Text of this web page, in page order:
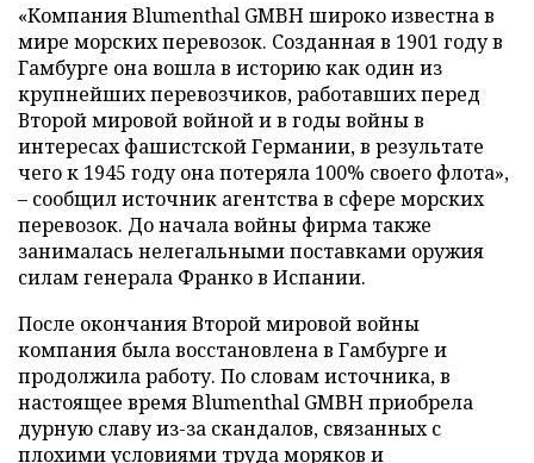
«Компания Blumenthal GMBH широко известна в
мире морских перевозок. Созданная в 1901 году в
Гамбурге она вошла в историю как один из
крупнейших перевозчиков, работавших перед
Второй мировой войной и в годы войны в
интересах фашистской Германии, в результате
чего к 1945 году она потеряла 100% своего флота»,
– сообщил источник агентства в сфере морских
перевозок. До начала войны фирма также
занималась нелегальными поставками оружия
силам генерала Франко в Испании.
После окончания Второй мировой войны
компания была восстановлена в Гамбурге и
продолжила работу. По словам источника, в
настоящее время Blumenthal GMBH приобрела
дурную славу из-за скандалов, связанных с
плохими условиями труда моряков и